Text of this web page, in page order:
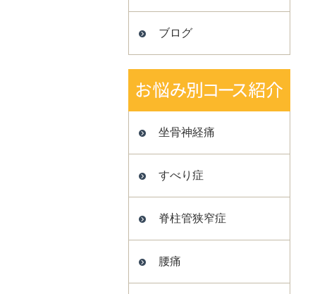
ブログ
坐骨神経痛
すべり症
脊柱管狭窄症
腰痛